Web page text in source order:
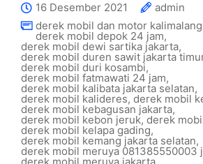
16 Desember 2021
admin
derek mobil dan motor kalimalang
derek mobil depok 24 jam,
derek mobil dewi sartika jakarta,
derek mobil duren sawit jakarta
derek mobil duri kosambi,
derek mobil fatmawati 24 jam,
derek mobil kalibata jakarta selatan,
derek mobil kalideres, derek mobil
derek mobil kebagusan jakarta,
derek mobil kebon jeruk, derek
derek mobil kelapa gading,
derek mobil kemang jakarta selatan,
derek mobil meruya 081385550003